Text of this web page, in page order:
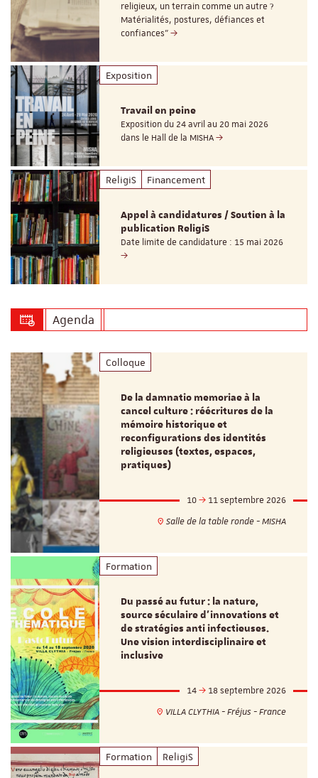
religieux, un terrain comme un autre ?
Matérialités, postures, défiances et
confiances"
Exposition
Travail en peine
Exposition du 24 avril au 20 mai 2026
dans le Hall de la MISHA
ReligiS Financement
Appel à candidatures / Soutien à la
publication ReligiS
Date limite de candidature : 15 mai 2026
Agenda
Colloque
De la damnatio memoriae à la
cancel culture : réécritures de la
mémoire historique et
reconfigurations des identités
religieuses (textes, espaces,
pratiques)
10
11 septembre 2026
Salle de la table ronde - MISHA
Formation
Du passé au futur : la nature,
source séculaire d’innovations et
de stratégies anti infectieuses.
Une vision interdisciplinaire et
inclusive
14
18 septembre 2026
VILLA CLYTHIA - Fréjus - France
Formation ReligiS